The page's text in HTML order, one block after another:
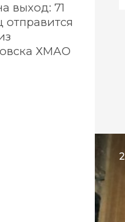
выход: 71
отправится
ХМАО